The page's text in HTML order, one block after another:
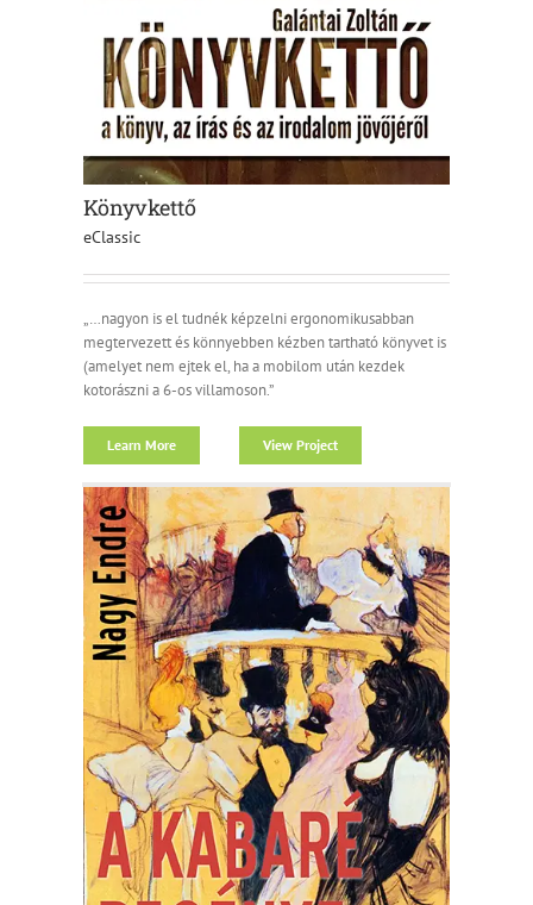
Könyvkettő
eClassic
„…nagyon is el tudnék képzelni ergonomikusabban
megtervezett és könnyebben kézben tartható könyvet is
(amelyet nem ejtek el, ha a mobilom után kezdek
kotorászni a 6-os villamoson.”
Learn More View Project